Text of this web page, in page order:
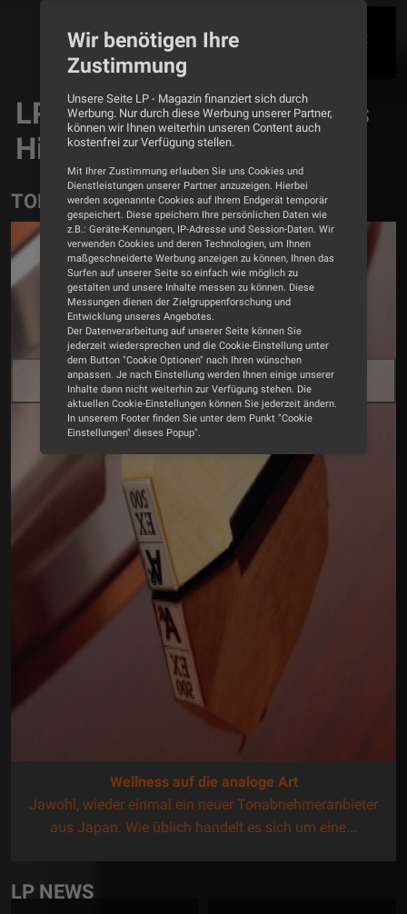
LP - Magazin für analoges
Hifi und Vinyl-Kultur
TOP THEMEN
Allen Widrigkeiten zum Trotz
Im Laufe der Jahre habe ich mehrere Editorials mit dem
Thema: „Bitte eröffne keine...
Zurück
LP NEWS
Wir benötigen Ihre
Zustimmung
Unsere Seite LP - Magazin finanziert sich durch
Werbung. Nur durch diese Werbung unserer Partner,
können wir Ihnen weiterhin unseren Content auch
kostenfrei zur Verfügung stellen.
Mit Ihrer Zustimmung erlauben Sie uns Cookies und
Dienstleistungen unserer Partner anzuzeigen. Hierbei
werden sogenannte Cookies auf Ihrem Endgerät temporär
gespeichert. Diese speichern Ihre persönlichen Daten wie
z.B.: Geräte-Kennungen, IP-Adresse und Session-Daten. Wir
verwenden Cookies und deren Technologien, um Ihnen
maßgeschneiderte Werbung anzeigen zu können, Ihnen das
Surfen auf unserer Seite so einfach wie möglich zu
gestalten und unsere Inhalte messen zu können. Diese
Messungen dienen der Zielgruppenforschung und
Entwicklung unseres Angebotes.
Der Datenverarbeitung auf unserer Seite können Sie
jederzeit wiedersprechen und die Cookie-Einstellung unter
dem Button "Cookie Optionen" nach Ihren wünschen
anpassen. Je nach Einstellung werden Ihnen einige unserer
Inhalte dann nicht weiterhin zur Verfügung stehen. Die
aktuellen Cookie-Einstellungen können Sie jederzeit ändern.
In unserem Footer finden Sie unter dem Punkt "Cookie
Einstellungen" dieses Popup".
Alle Cookies akzeptieren
Cookie Optionen
Impressum Datenschutz